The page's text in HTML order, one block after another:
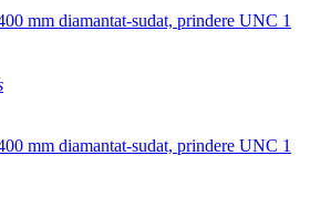
mm diamantat-sudat, prindere UNC 1
mm diamantat-sudat, prindere UNC 1